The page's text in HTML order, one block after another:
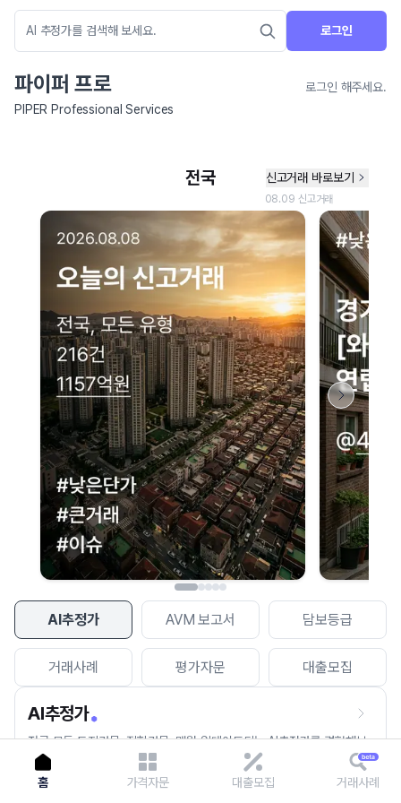
로그인
파이퍼 프로
로그인 해주세요.
PIPER Professional Services
AI추정가 AVM 보고서 담보등급
거래사례 평가자문 대출모집
AI추정가
전국 모든 토지건물, 집합건물, 매월 업데이트되는 AI추정가를 경험해보
세요.
네이버 지도 연결 안내
현재 네이버 지도 연결이 원활하지 않아 지도를 불러올 수 없습니다.
이용에 불편을 드려 죄송합니다.
다시 시도
홈 가격자문 대출모집 거래사례